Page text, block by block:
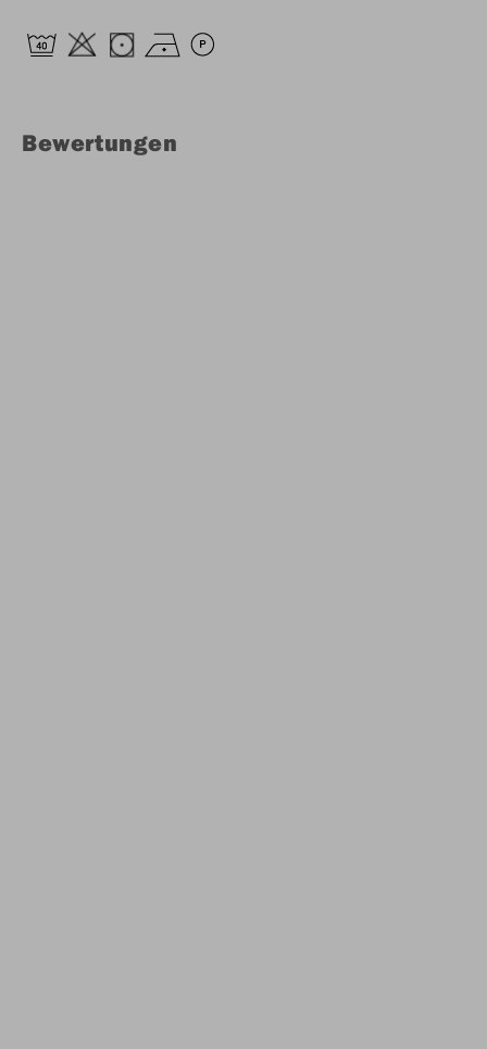
Bewertungen